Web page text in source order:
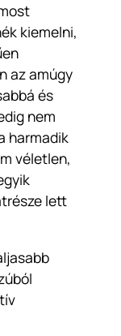
kiemelni,
az amúgy
és
nem
harmadik
véletlen,
lett